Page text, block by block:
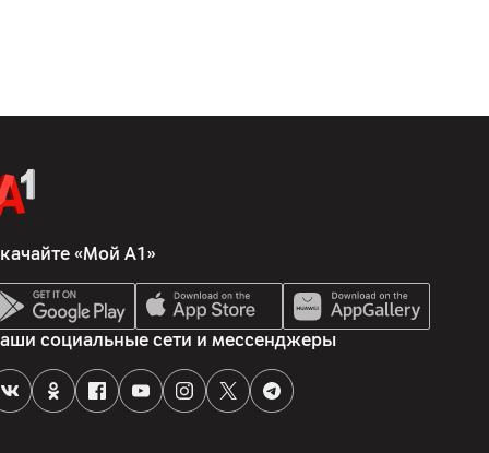
«Мой А1»
социальные сети и мессенджеры